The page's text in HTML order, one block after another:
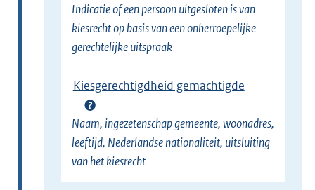
Indicatie of een persoon uitgesloten is van
kiesrecht op basis van een onherroepelijke
gerechtelijke uitspraak
Kiesgerechtigdheid gemachtigde
Naam, ingezetenschap gemeente, woonadres,
leeftijd, Nederlandse nationaliteit, uitsluiting
van het kiesrecht